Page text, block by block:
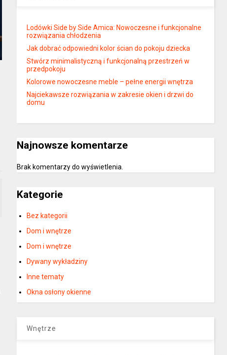
Lodówki Side by Side Amica: Nowoczesne i funkcjonalne
rozwiązania chłodzenia
Jak dobrać odpowiedni kolor ścian do pokoju dziecka
Stwórz minimalistyczną i funkcjonalną przestrzeń w
przedpokoju
Kolorowe nowoczesne meble – pełne energii wnętrza
Najciekawsze rozwiązania w zakresie okien i drzwi do
domu
Najnowsze komentarze
Brak komentarzy do wyświetlenia.
Kategorie
Bez kategorii
Dom i wnętrze
Dom i wnętrze
Dywany wykładziny
Inne tematy
Okna osłony okienne
Wnętrze